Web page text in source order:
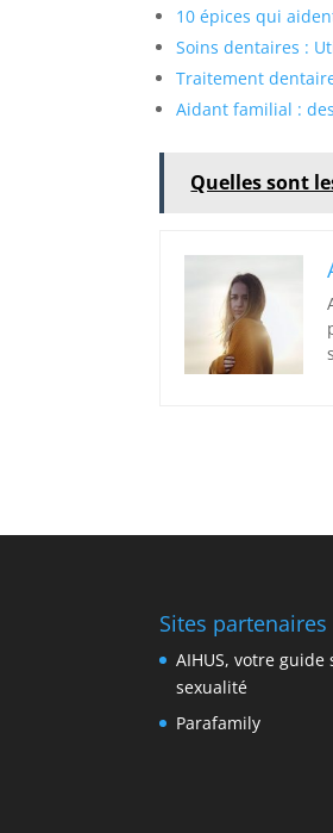
10 épices qui
Soins dentaires :
Traitement
Aidant familial :
Quelles sont
Sites partenaires
AIHUS, votre guide
sexualité
Parafamily